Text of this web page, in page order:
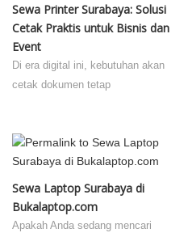
Sewa Printer Surabaya: Solusi
Cetak Praktis untuk Bisnis dan
Event
Di era digital ini, kebutuhan akan
cetak dokumen tetap
Sewa Laptop Surabaya di
Bukalaptop.com
Apakah Anda sedang mencari